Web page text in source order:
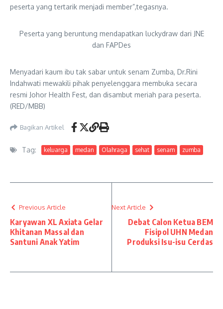
peserta yang tertarik menjadi member”,tegasnya.
Peserta yang beruntung mendapatkan luckydraw dari JNE
dan FAPDes
Menyadari kaum ibu tak sabar untuk senam Zumba, Dr.Rini
Indahwati mewakili pihak penyelenggara membuka secara
resmi Johor Health Fest, dan disambut meriah para peserta.
(RED/MBB)
Bagikan Artikel
Tag: keluarga medan Olahraga sehat senam zumba
Previous Article
Karyawan XL Axiata Gelar
Khitanan Massal dan
Santuni Anak Yatim
Next Article
Debat Calon Ketua BEM
Fisipol UHN Medan
Produksi Isu-isu Cerdas